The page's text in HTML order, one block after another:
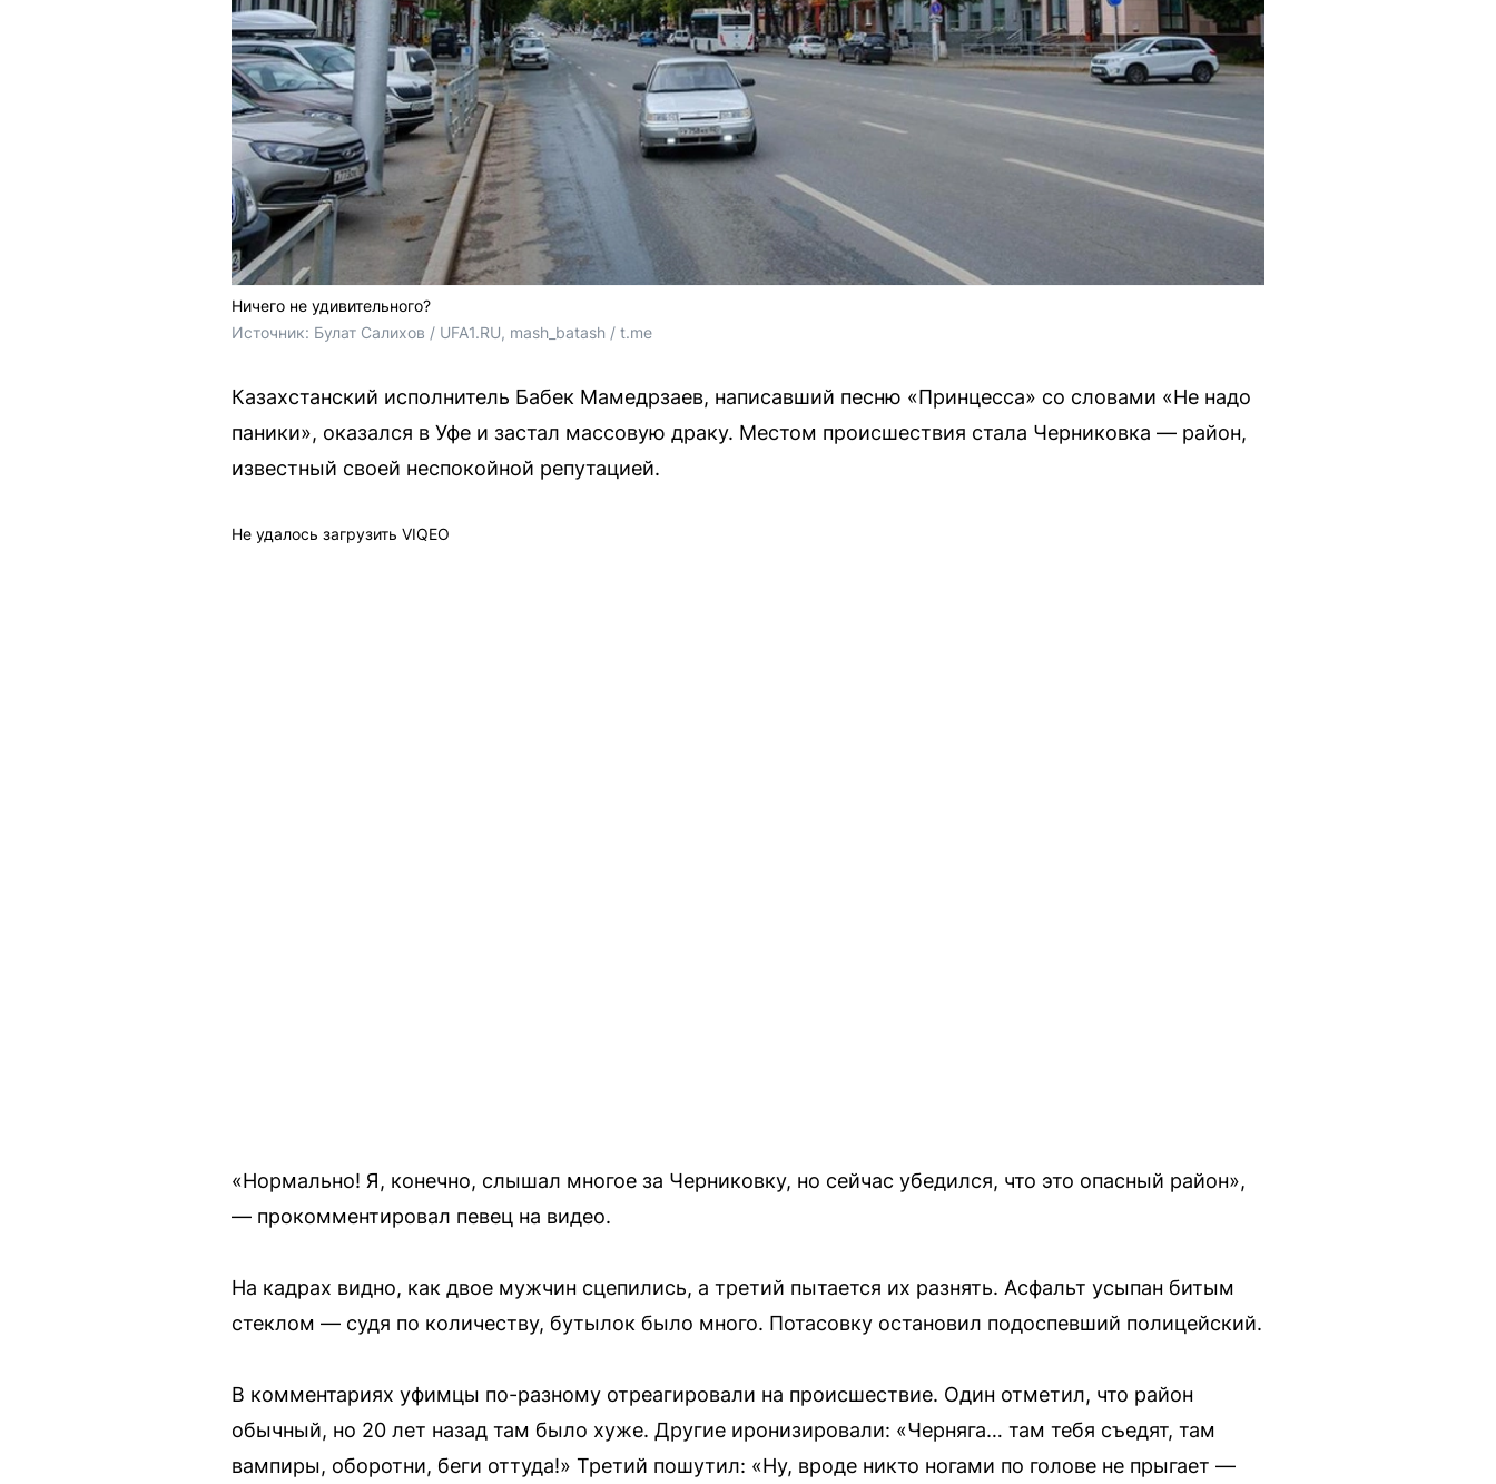
Ничего не удивительного?
Источник: Булат Салихов / UFA1.RU, mash_batash / t.me
Казахстанский исполнитель Бабек Мамедрзаев, написавший песню «Принцесса» со словами «Не надо
паники», оказался в Уфе и застал массовую драку. Местом происшествия стала Черниковка — район,
известный своей неспокойной репутацией.
Не удалось загрузить VIQEO
«Нормально! Я, конечно, слышал многое за Черниковку, но сейчас убедился, что это опасный район»,
— прокомментировал певец на видео.
На кадрах видно, как двое мужчин сцепились, а третий пытается их разнять. Асфальт усыпан битым
стеклом — судя по количеству, бутылок было много. Потасовку остановил подоспевший полицейский.
В комментариях уфимцы по-разному отреагировали на происшествие. Один отметил, что район
обычный, но 20 лет назад там было хуже. Другие иронизировали: «Черняга… там тебя съедят, там
вампиры, оборотни, беги оттуда!» Третий пошутил: «Ну, вроде никто ногами по голове не прыгает —